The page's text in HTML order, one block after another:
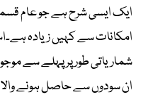
ایک ایسی شرح ہے جو عام
امکانات سے کہیں زیادہ
شماریاتی طور پر پہلے سے